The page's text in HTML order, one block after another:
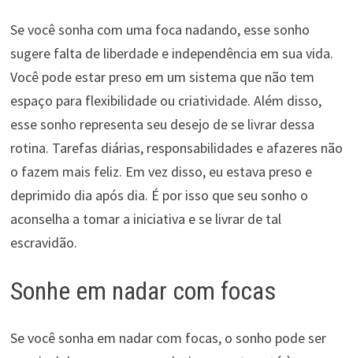
Se você sonha com uma foca nadando, esse sonho
sugere falta de liberdade e independência em sua vida.
Você pode estar preso em um sistema que não tem
espaço para flexibilidade ou criatividade. Além disso,
esse sonho representa seu desejo de se livrar dessa
rotina. Tarefas diárias, responsabilidades e afazeres não
o fazem mais feliz. Em vez disso, eu estava preso e
deprimido dia após dia. É por isso que seu sonho o
aconselha a tomar a iniciativa e se livrar de tal
escravidão.
Sonhe em nadar com focas
Se você sonha em nadar com focas, o sonho pode ser